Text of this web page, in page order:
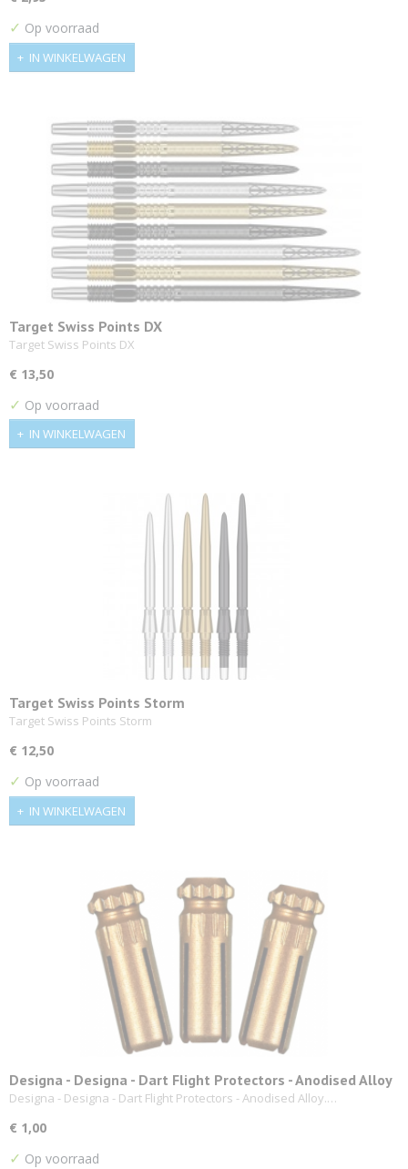
✓ Op voorraad
IN WINKELWAGEN
Target Swiss Points DX
Target Swiss Points DX
€ 13,50
✓ Op voorraad
IN WINKELWAGEN
Target Swiss Points Storm
Target Swiss Points Storm
€ 12,50
✓ Op voorraad
IN WINKELWAGEN
Designa - Designa - Dart Flight Protectors - Anodised Alloy
Designa - Designa - Dart Flight Protectors - Anodised Alloy.…
€ 1,00
✓ Op voorraad